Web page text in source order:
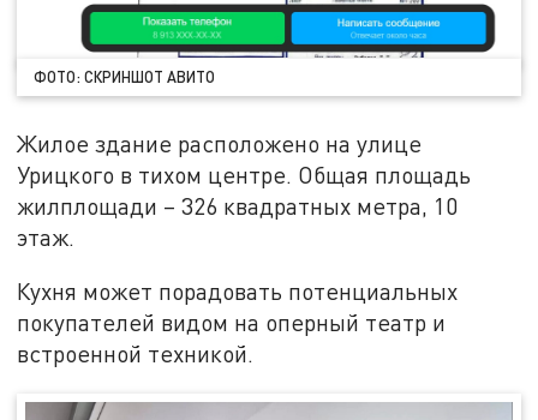
ФОТО: СКРИНШОТ АВИТО
Жилое здание расположено на улице
Урицкого в тихом центре. Общая площадь
жилплощади – 326 квадратных метра, 10
этаж.
Кухня может порадовать потенциальных
покупателей видом на оперный театр и
встроенной техникой.